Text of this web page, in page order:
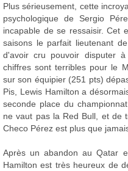
Plus sérieusement, cette
psychologique de Sergio
incapable de se ressaisir. Cet
saisons le parfait lieutenant
d'avoir cru pouvoir disputer
chiffres sont terribles pour le
sur son équipier (251 pts)
Pis, Lewis Hamilton a
seconde place du
ne vaut pas la Red Bull, et de
Checo Pérez est plus que
Après un abandon au Qatar
Hamilton est très heureux de